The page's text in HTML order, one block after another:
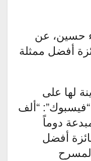
حسين، عن
أفضل ممثلة
لها على
“ألف
دوماً
أفضل